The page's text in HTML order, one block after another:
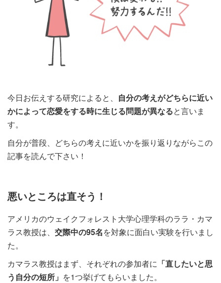
今日お伝えする研究によると、 自分の考えがどちらに近い
かによって恋愛をする時に生じる問題が異なると言いま
す。
自分が普段、どちらの考えに近いかを振り返りながらこの
記事を読んで下さい！
悪いところは直そう！
アメリカのウェイクフォレスト大学心理学科のララ・カマ
ラス教授は、 交際中の95名を対象に面白い実験を行いまし
た。
カマラス教授はまず、それぞれの参加者に 「直したいと思
う自分の短所」 を1つ挙げてもらいました。